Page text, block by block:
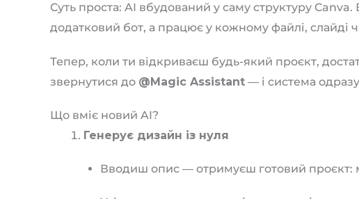
Суть проста: AI вбудований у саму структуру
додатковий бот, а працює у кожному файлі, слайді
Тепер, коли ти відкриваєш будь-який проєкт,
звернутися до @Magic Assistant — і система
Що вміє новий AI?
Генерує дизайн із нуля
Вводиш опис — отримуєш готовий проєкт: